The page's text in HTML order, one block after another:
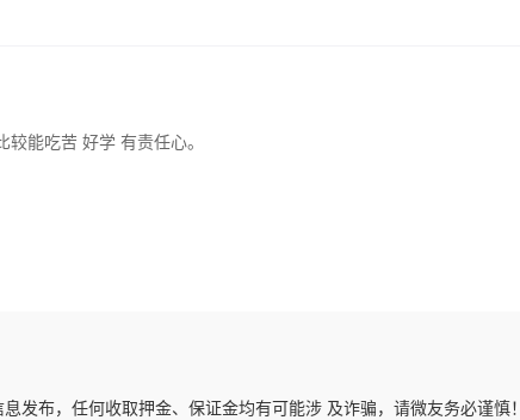
较能吃苦 好学 有责任心。
发布，任何收取押金、保证金均有可能涉 及诈骗，请微友务必谨慎！